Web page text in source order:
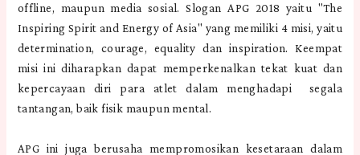
offline, maupun media sosial. Slogan APG 2018 yaitu "The
Inspiring Spirit and Energy of Asia" yang memiliki 4 misi, yaitu
determination, courage, equality dan inspiration. Keempat
misi ini diharapkan dapat memperkenalkan tekat kuat dan
kepercayaan diri para atlet dalam menghadapi segala
tantangan, baik fisik maupun mental.
APG ini juga berusaha mempromosikan kesetaraan dalam